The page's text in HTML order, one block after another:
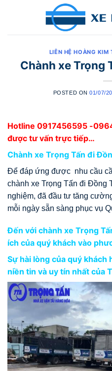
LIÊN HỆ HOÀNG
Chành xe Trọng
POSTED ON01/07/
Hotline 0917456595 -
được tư vấn trực tiếp…
Chành xe Trọng Tấn đi
Để đáp ứng được nhu cầu
chành xe Trọng Tấn đi Đồng
nghiệm, đã đầu tư tăng
mỗi ngày sẵn sàng phục vụ
Đến với chành xe Trọng
ích của quý khách vào
Sự hài lòng của quý khách
niền tin và uy tín nhất của